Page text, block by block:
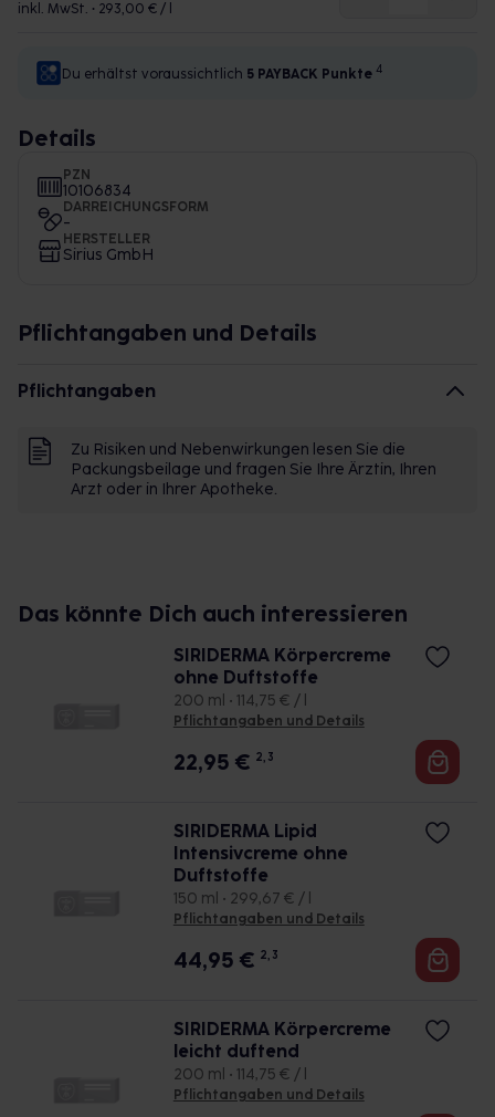
inkl. MwSt. • 293,00 € / l
Du erhältst voraussichtlich 5 PAYBACK Punkte 4
Details
PZN
10106834
DARREICHUNGSFORM
-
HERSTELLER
Sirius GmbH
Pflichtangaben und Details
Pflichtangaben
Zu Risiken und Nebenwirkungen lesen Sie die
Packungsbeilage und fragen Sie Ihre Ärztin, Ihren
Arzt oder in Ihrer Apotheke.
Das könnte Dich auch interessieren
SIRIDERMA Körpercreme
ohne Duftstoffe
200 ml • 114,75 € / l
Pflichtangaben und Details
22,95 € 2, 3
SIRIDERMA Lipid
Intensivcreme ohne
Duftstoffe
150 ml • 299,67 € / l
Pflichtangaben und Details
44,95 € 2, 3
SIRIDERMA Körpercreme
leicht duftend
200 ml • 114,75 € / l
Pflichtangaben und Details